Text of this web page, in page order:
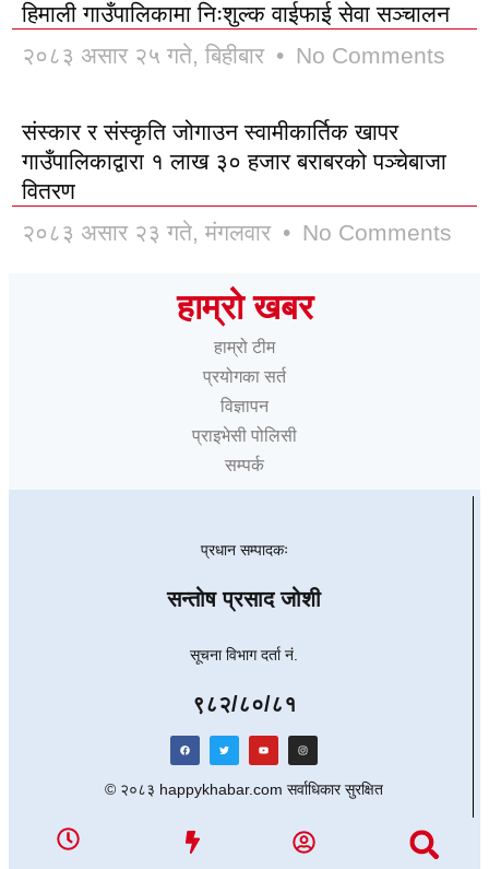
हिमाली गाउँपालिकामा निःशुल्क वाईफाई सेवा सञ्चालन
२०८३ असार २५ गते, बिहीबार
No Comments
संस्कार र संस्कृति जोगाउन स्वामीकार्तिक खापर
गाउँपालिकाद्वारा १ लाख ३० हजार बराबरको पञ्चेबाजा
वितरण
२०८३ असार २३ गते, मंगलवार
No Comments
हाम्रो खबर
हाम्रो टीम
प्रयोगका सर्त
विज्ञापन
प्राइभेसी पोलिसी
सम्पर्क
प्रधान सम्पादकः
सन्तोष प्रसाद जोशी
सूचना विभाग दर्ता नं.
९८२/८०/८१
© २०८३ happykhabar.com सर्वाधिकार सुरक्षित